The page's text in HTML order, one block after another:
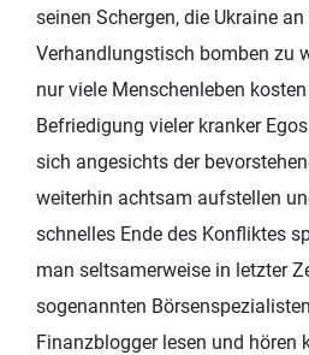
seinen Schergen, die Ukraine an
Verhandlungstisch bomben zu
nur viele Menschenleben
Befriedigung vieler kranker
sich angesichts der
weiterhin achtsam aufstellen
schnelles Ende des Konfliktes
man seltsamerweise in letzter
sogenannten
Finanzblogger lesen und hören